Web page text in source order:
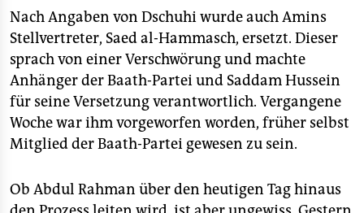
Nach Angaben von Dschuhi wurde auch Amins
Stellvertreter, Saed al-Hammasch, ersetzt. Dieser
sprach von einer Verschwörung und machte
Anhänger der Baath-Partei und Saddam Hussein
für seine Versetzung verantwortlich. Vergangene
Woche war ihm vorgeworfen worden, früher selbst
Mitglied der Baath-Partei gewesen zu sein.
Ob Abdul Rahman über den heutigen Tag hinaus